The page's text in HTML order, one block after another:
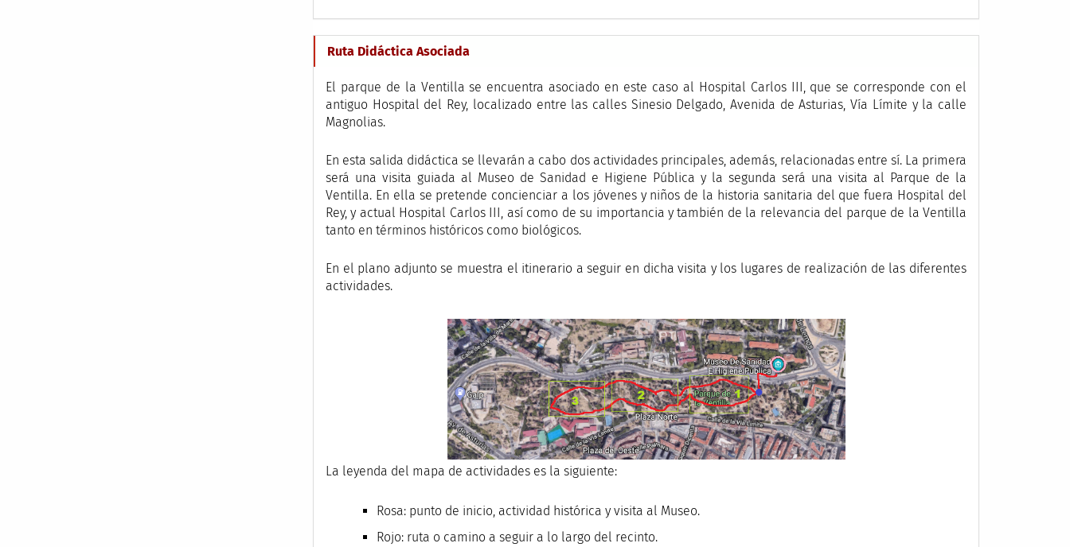
Ruta Didáctica Asociada
El parque de la Ventilla se encuentra asociado en este caso al Hospital Carlos III, que se corresponde con el
antiguo Hospital del Rey, localizado entre las calles Sinesio Delgado, Avenida de Asturias, Vía Límite y la calle
Magnolias.
En esta salida didáctica se llevarán a cabo dos actividades principales, además, relacionadas entre sí. La primera
será una visita guiada al Museo de Sanidad e Higiene Pública y la segunda será una visita al Parque de la
Ventilla. En ella se pretende concienciar a los jóvenes y niños de la historia sanitaria del que fuera Hospital del
Rey, y actual Hospital Carlos III, así como de su importancia y también de la relevancia del parque de la Ventilla
tanto en términos históricos como biológicos.
En el plano adjunto se muestra el itinerario a seguir en dicha visita y los lugares de realización de las diferentes
actividades.
La leyenda del mapa de actividades es la siguiente:
Rosa: punto de inicio, actividad histórica y visita al Museo.
Rojo: ruta o camino a seguir a lo largo del recinto.